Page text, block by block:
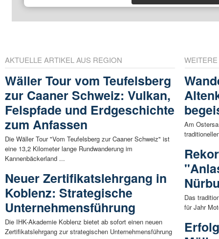
AKTUELLE ARTIKEL AUS REGION
Wäller Tour vom Teufelsberg
zur Caaner Schweiz: Vulkan,
Felspfade und Erdgeschichte
zum Anfassen
Die Wäller Tour "Vom Teufelsberg zur Caaner Schweiz" ist
eine 13,2 Kilometer lange Rundwanderung im
Kannenbäckerland ...
Neuer Zertifikatslehrgang in
Koblenz: Strategische
Unternehmensführung
Die IHK-Akademie Koblenz bietet ab sofort einen neuen
Zertifikatslehrgang zur strategischen Unternehmensführung
Am
Das
für Jahr